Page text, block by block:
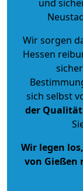
und
Wir sorgen
Hessen
sich selbst
der Qualität
Wir legen
von Gießen